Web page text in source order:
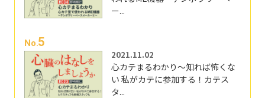
ー...
No.5
2021.11.02
心カテまるわかり～知れば怖くな
い 私がカテに参加する！カテス
タ...